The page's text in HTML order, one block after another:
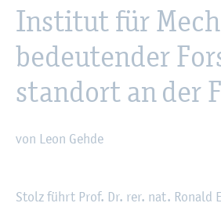
In­sti­tut für
be­deu­ten­der
stand­ort an der
von Leon Gehde
Stolz führt Prof. Dr. rer. nat. Ro­nald
©